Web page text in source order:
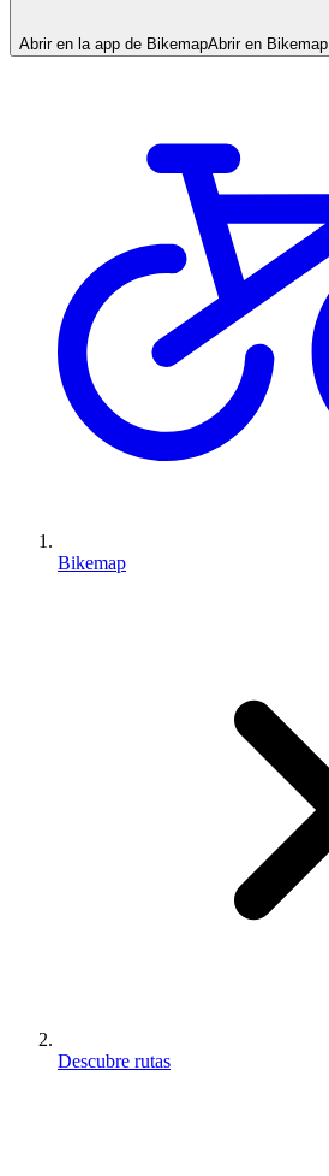
Abrir en la app de BikemapAbrir en Bikemap
Bikemap
Descubre rutas